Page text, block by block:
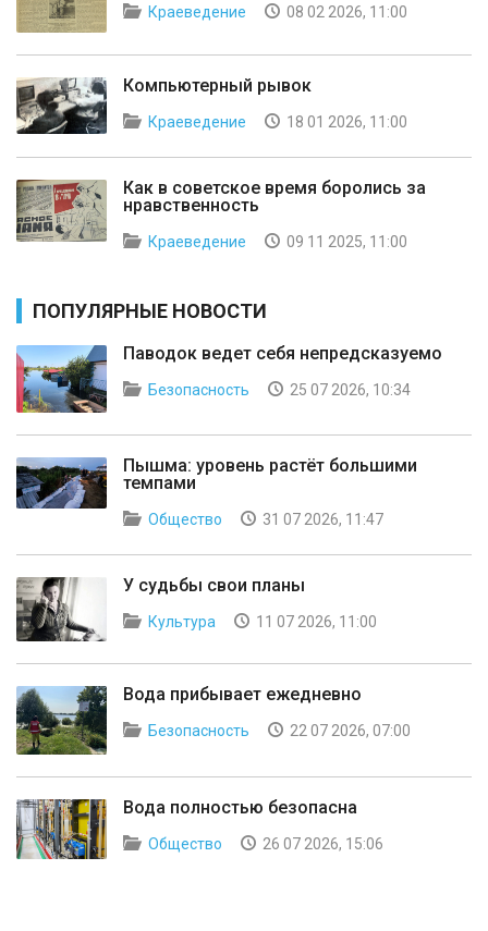
Краеведение 08 02 2026, 11:00
Компьютерный рывок
Краеведение 18 01 2026, 11:00
Как в советское время боролись за
нравственность
Краеведение 09 11 2025, 11:00
ПОПУЛЯРНЫЕ НОВОСТИ
Паводок ведет себя непредсказуемо
Безопасность 25 07 2026, 10:34
Пышма: уровень растёт большими
темпами
Общество 31 07 2026, 11:47
У судьбы свои планы
Культура 11 07 2026, 11:00
Вода прибывает ежедневно
Безопасность 22 07 2026, 07:00
Вода полностью безопасна
Общество 26 07 2026, 15:06